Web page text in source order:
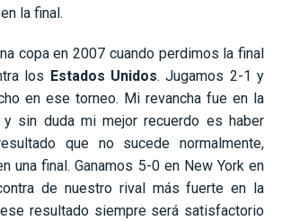
la final.
copa en 2007 cuando perdimos la final
los Estados Unidos. Jugamos 2-1 y
en ese torneo. Mi revancha fue en la
y sin duda mi mejor recuerdo es haber
que no sucede normalmente,
una final. Ganamos 5-0 en New York en
de nuestro rival más fuerte en la
resultado siempre será satisfactorio